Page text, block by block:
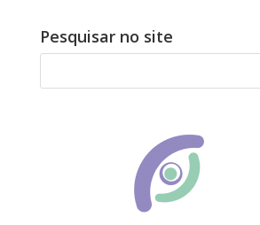
Pesquisar no site